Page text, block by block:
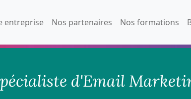
entreprise Nos partenaires Nos formations
d'Email